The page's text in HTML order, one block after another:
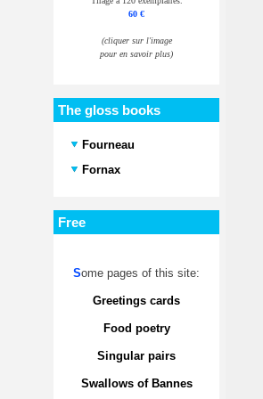
60 €
(cliquer sur l'image
pour en savoir plus)
The gloss books
Fourneau
Fornax
Free
Some pages of this site:
Greetings cards
Food poetry
Singular pairs
Swallows of Bannes